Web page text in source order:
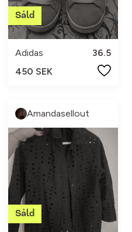
Adidas
36.5
450 SEK
Amandasellout